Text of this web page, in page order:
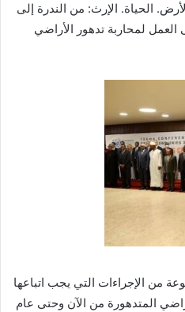
الحياة. الإرث: من الندرة إلى
العمل لمحاربة تدهور الأراضي
من الإجراءات التي يجب اتباعها
المتدهورة من الآن وحتى عام